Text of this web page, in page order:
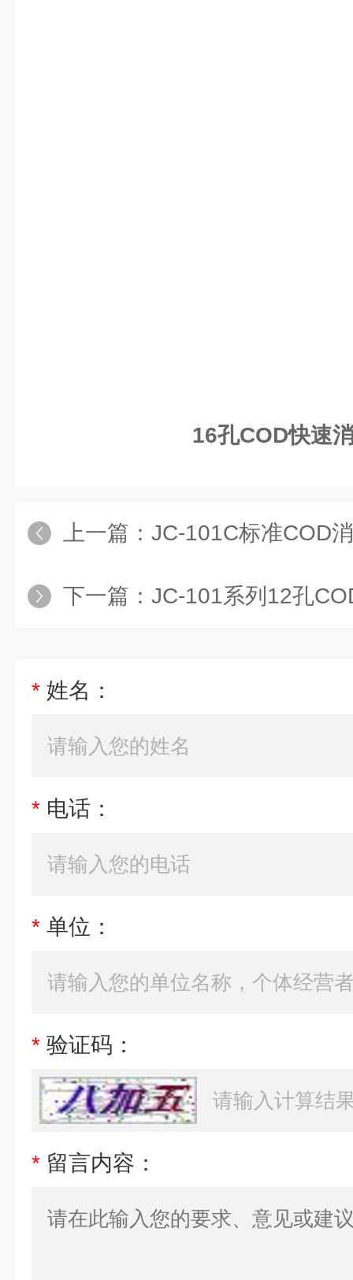
16孔COD快速
上一篇： JC-101C标准COD
下一篇： JC-101系列12孔
* 姓名：
* 电话：
* 单位：
* 验证码：
* 留言内容：